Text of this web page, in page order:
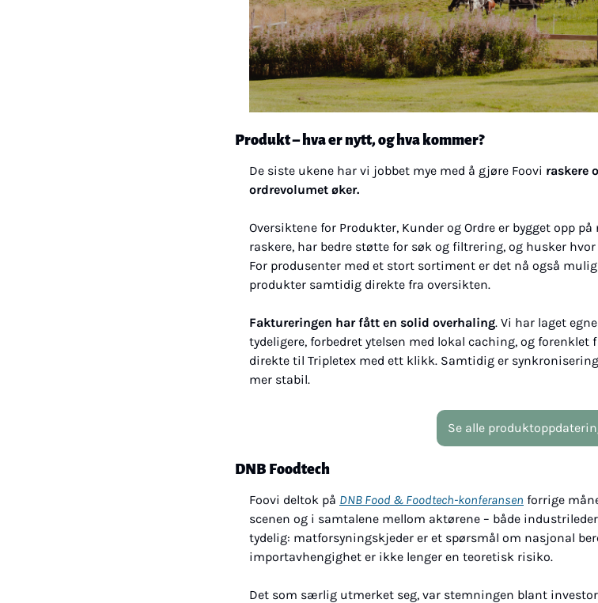
Produkt – hva er nytt, og hva kommer?
De siste ukene har vi jobbet mye med å gjøre Foovi raskere
ordrevolumet øker.
Oversiktene for Produkter, Kunder og Ordre er bygget opp
raskere, har bedre støtte for søk og filtrering, og husker
For produsenter med et stort sortiment er det nå også
produkter samtidig direkte fra oversikten.
Faktureringen har fått en solid overhaling. Vi har laget
tydeligere, forbedret ytelsen med lokal caching, og
direkte til Tripletex med ett klikk. Samtidig er
mer stabil.
Se alle
DNB Foodtech
Foovi deltok på DNB Food & Foodtech-konferansen forrige
scenen og i samtalene mellom aktørene – både
tydelig: matforsyningskjeder er et spørsmål om nasjonal
importavhengighet er ikke lenger en teoretisk risiko.
Det som særlig utmerket seg, var stemningen blant